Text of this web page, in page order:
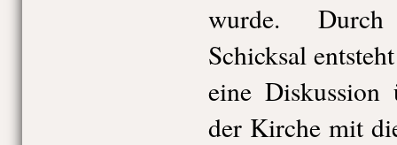
wurde. Durch
Schicksal
eine
der Kirche mit